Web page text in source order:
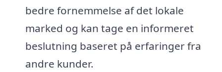
bedre fornemmelse af det lokale
marked og kan tage en informeret
beslutning baseret på erfaringer fra
andre kunder.